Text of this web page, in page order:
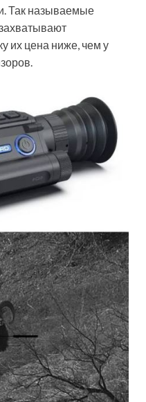
Так называемые
их цена ниже, чем у